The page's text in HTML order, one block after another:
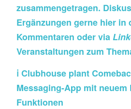
zusammengetragen.
Ergänzungen gerne hier in
Kommentaren oder via
Veranstaltungen zum
ℹ️ Clubhouse plant
Messaging-App mit neuem
Funktionen